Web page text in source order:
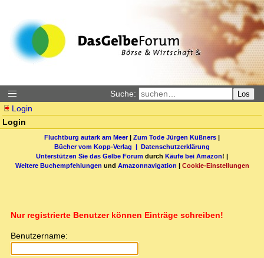
Suche: Los
Login
Login
Fluchtburg autark am Meer| Zum Tode Jürgen Küßners |
Bücher vom Kopp-Verlag | Datenschutzerklärung
Unterstützen Sie das Gelbe Forum durch Käufe bei Amazon! |
Weitere Buchempfehlungen und Amazonnavigation | Cookie-Einstellungen
Nur registrierte Benutzer können Einträge schreiben!
Benutzername: